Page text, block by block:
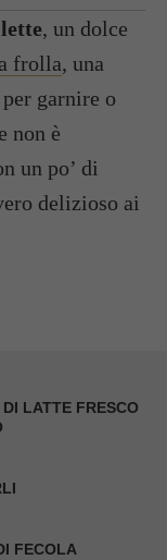
, un dolce
frolla, una
garnire o
non è
un po’ di
delizioso ai
LATTE FRESCO
FECOLA